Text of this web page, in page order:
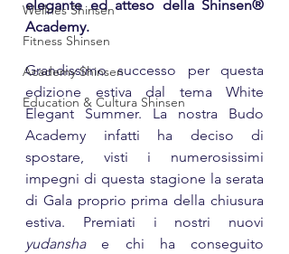
Wellnes Shinsen
Fitness Shinsen
Academy Shinsen
Education & Cultura Shinsen
elegante ed atteso della Shinsen®
Academy.
Grandissimo successo per questa
edizione estiva dal tema White
Elegant Summer. La nostra Budo
Academy infatti ha deciso di
spostare, visti i numerosissimi
impegni di questa stagione la serata
di Gala proprio prima della chiusura
yudansha e chi ha conseguito